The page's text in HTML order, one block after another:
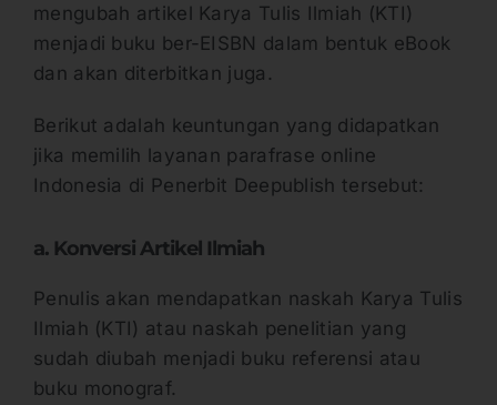
mengubah artikel Karya Tulis Ilmiah (KTI)
menjadi buku ber-EISBN dalam bentuk eBook
dan akan diterbitkan juga.
Berikut adalah keuntungan yang didapatkan
jika memilih layanan parafrase online
Indonesia di Penerbit Deepublish tersebut:
a. Konversi Artikel Ilmiah
Penulis akan mendapatkan naskah Karya Tulis
Ilmiah (KTI) atau naskah penelitian yang
sudah diubah menjadi buku referensi atau
buku monograf.